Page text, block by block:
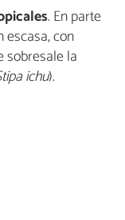
. En parte
escasa, con
sobresale la
ichu).